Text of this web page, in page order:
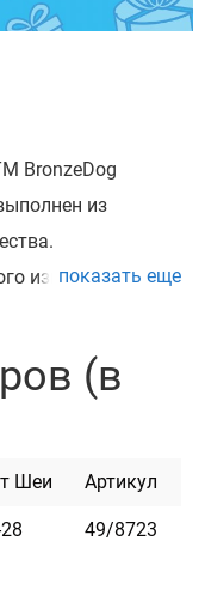
BronzeDog
из
изготовлен
натяжении и
в
показать еще
(в
Шеи Артикул
49/8723